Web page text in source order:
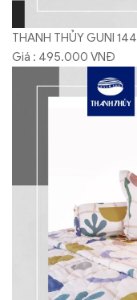
THANH THỦY GUNI 144
Giá : 495.000 VNĐ